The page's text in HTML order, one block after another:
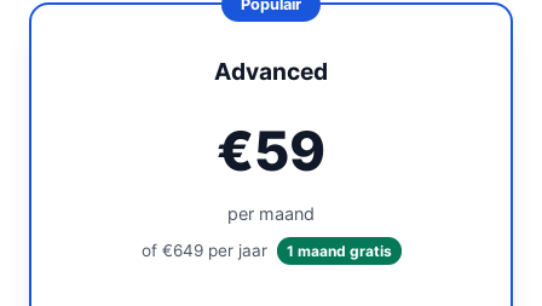
Advanced
€59
per maand
of €649 per jaar 1 maand gratis